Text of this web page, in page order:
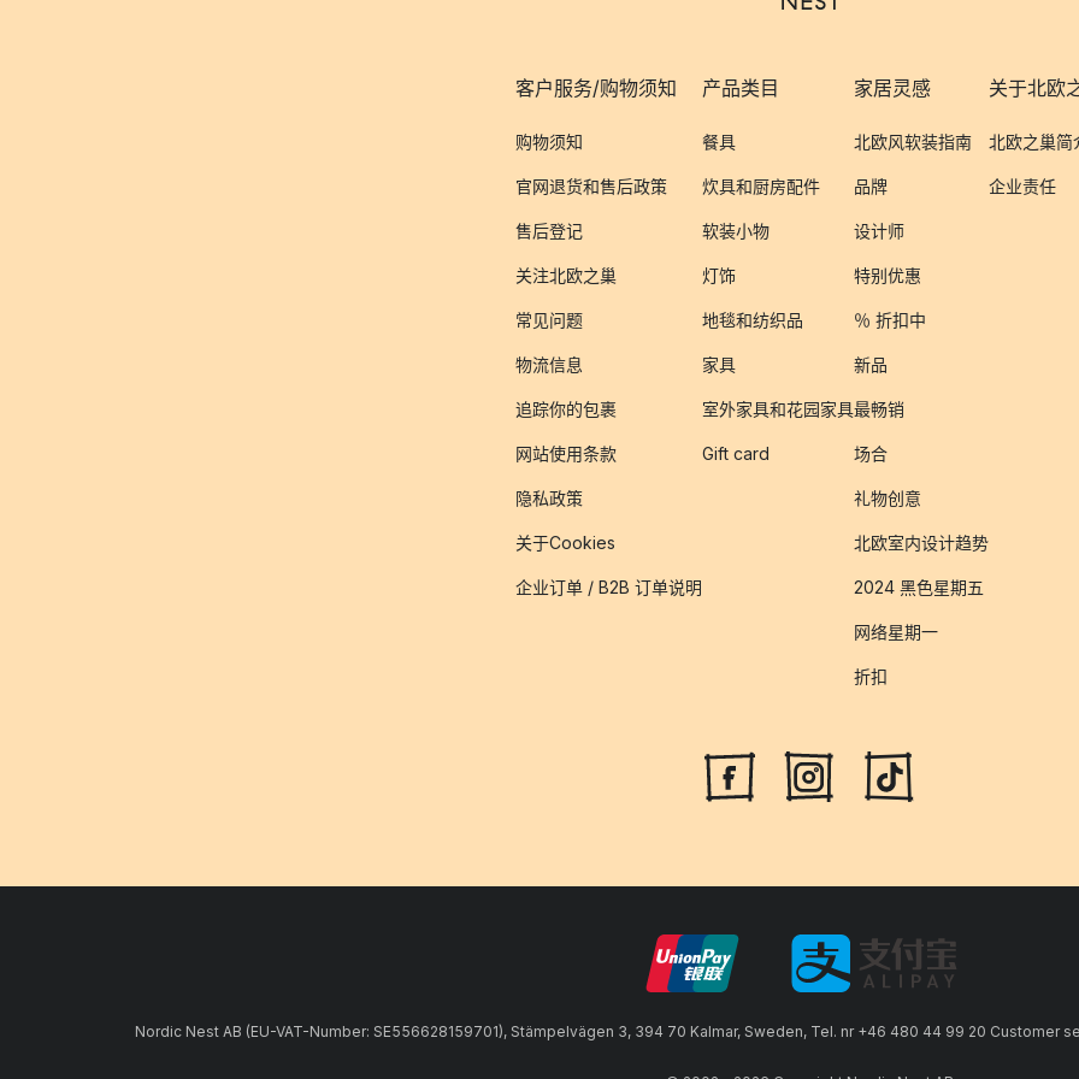
客户服务/购物须知
购物须知
官网退货和售后政策
售后登记
关注北欧之巢
常见问题
物流信息
追踪你的包裹
网站使用条款
隐私政策
关于Cookies
企业订单 / B2B 订单说明
产品类目
餐具
炊具和厨房配件
软装小物
灯饰
地毯和纺织品
家具
室外家具和花园家具
Gift card
家居灵感
北欧风软装指南
品牌
设计师
特别优惠
％ 折扣中
新品
最畅销
场合
礼物创意
北欧室内设计趋势
2024 黑色星期五
网络星期一
折扣
关于北欧
北欧之巢简
企业责任
Nordic Nest AB (EU-VAT-Number: SE556628159701), Stämpelvägen 3, 394 70 Kalmar, Sweden, Tel. nr +46 480 44 99 20 Customer